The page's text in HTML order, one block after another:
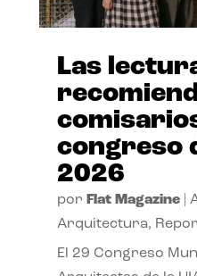
Las
congreso
2026
por Flat Magazine|
Arquitectura,
El 29 Congreso